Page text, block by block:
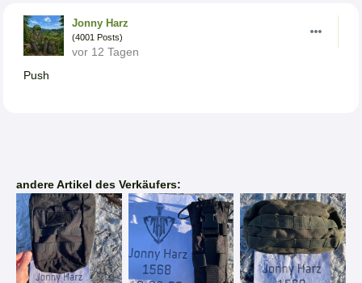
Jonny Harz
(4001 Posts)
vor 12 Tagen
Push
andere Artikel des Verkäufers: